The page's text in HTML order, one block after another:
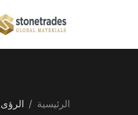
الرئيسية الرؤى